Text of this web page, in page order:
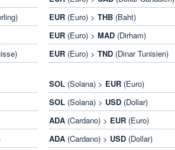
EUR(Euro) > THB(Baht)
EUR(Euro) > MAD(Dirham)
EUR(Euro) > TND(Dinar Tunisien)
SOL(Solana) > EUR(Euro)
SOL(Solana) > USD(Dollar)
ADA(Cardano) > EUR(Euro)
ADA(Cardano) > USD(Dollar)